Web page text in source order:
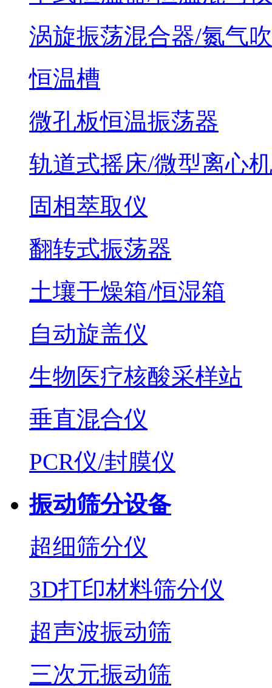
涡旋振荡混合器/氮气
恒温槽
微孔板恒温振荡器
轨道式摇床/微型离心机
固相萃取仪
翻转式振荡器
土壤干燥箱/恒湿箱
自动旋盖仪
生物医疗核酸采样站
垂直混合仪
PCR仪/封膜仪
振动筛分设备
超细筛分仪
3D打印材料筛分仪
超声波振动筛
三次元振动筛